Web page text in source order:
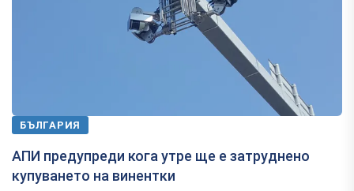
БЪЛГАРИЯ
АПИ предупреди кога утре ще е затруднено
купуването на винентки